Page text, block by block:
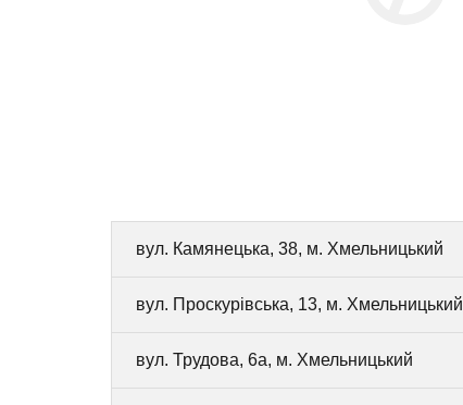
вул. Камянецька, 38, м. Хмельницький
вул. Проскурівська, 13, м. Хмельницький
вул. Трудова, 6а, м. Хмельницький